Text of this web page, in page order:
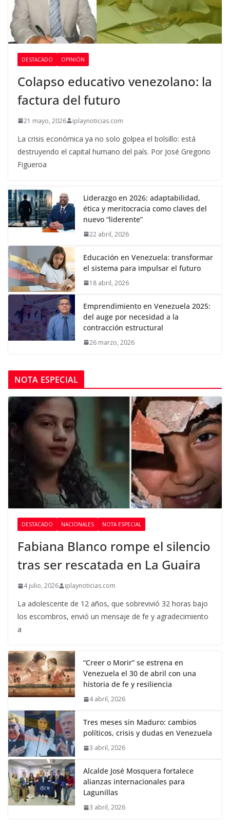
DESTACADO OPINIÓN
Colapso educativo venezolano: la
factura del futuro
21 mayo, 2026 iplaynoticias.com
La crisis económica ya no solo golpea el bolsillo: está
destruyendo el capital humano del país. Por José Gregorio
Figueroa
Liderazgo en 2026: adaptabilidad,
ética y meritocracia como claves del
nuevo “liderente”
22 abril, 2026
Educación en Venezuela: transformar
el sistema para impulsar el futuro
18 abril, 2026
Emprendimiento en Venezuela 2025:
del auge por necesidad a la
contracción estructural
26 marzo, 2026
NOTA ESPECIAL
DESTACADO NACIONALES NOTA ESPECIAL
Fabiana Blanco rompe el silencio
tras ser rescatada en La Guaira
4 julio, 2026 iplaynoticias.com
La adolescente de 12 años, que sobrevivió 32 horas bajo
los escombros, envió un mensaje de fe y agradecimiento
a
“Creer o Morir” se estrena en
Venezuela el 30 de abril con una
historia de fe y resiliencia
4 abril, 2026
Tres meses sin Maduro: cambios
políticos, crisis y dudas en Venezuela
3 abril, 2026
Alcalde José Mosquera fortalece
alianzas internacionales para
Lagunillas
3 abril, 2026